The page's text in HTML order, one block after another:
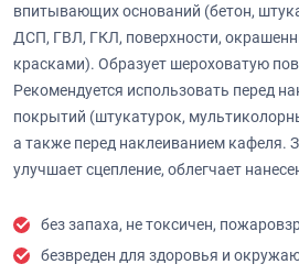
впитывающих оснований (бетон,
ДСП, ГВЛ, ГКЛ, поверхности,
красками). Образует шероховатую
Рекомендуется использовать перед
покрытий (штукатурок,
а также перед наклеиванием кафеля.
улучшает сцепление, облегчает
без запаха, не токсичен,
безвреден для здоровья и